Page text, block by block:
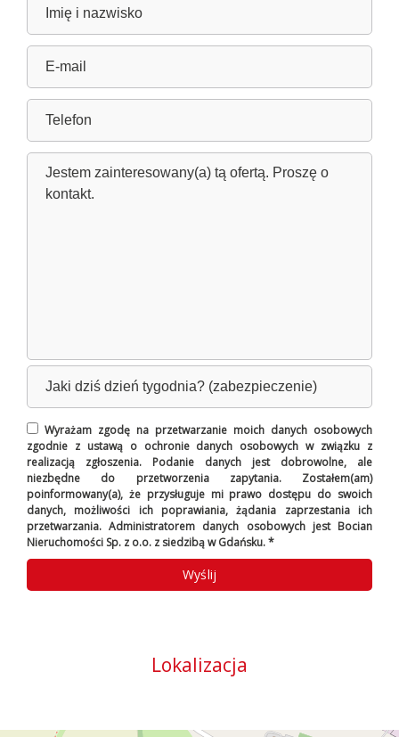
Wyrażam zgodę na przetwarzanie moich danych osobowych
zgodnie z ustawą o ochronie danych osobowych w związku z
realizacją zgłoszenia. Podanie danych jest dobrowolne, ale
niezbędne do przetworzenia zapytania. Zostałem(am)
poinformowany(a), że przysługuje mi prawo dostępu do swoich
danych, możliwości ich poprawiania, żądania zaprzestania ich
przetwarzania. Administratorem danych osobowych jest Bocian
Nieruchomości Sp. z o.o. z siedzibą w Gdańsku. *
Lokalizacja